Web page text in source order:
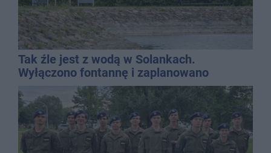
Tak źle jest z wodą w Solankach.
Wyłączono fontannę i zaplanowano